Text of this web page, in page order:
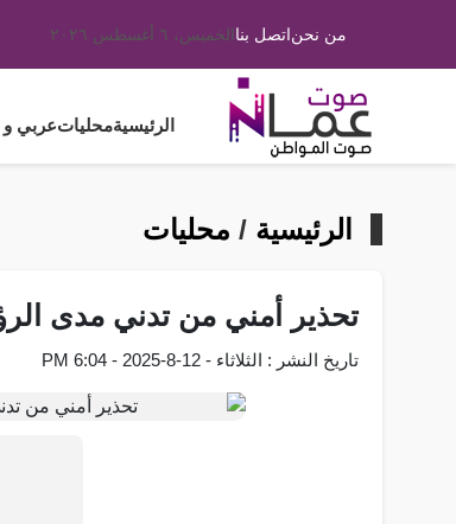
من نحناتصل بناالخميس، ٦ أغسطس ٢٠٢٦
الرئيسيةمحلياتعربي و
الرئيسية / محليات
تحذير أمني من تدني مدى
تاريخ النشر : الثلاثاء - 12-8-2025 - 6:04 PM